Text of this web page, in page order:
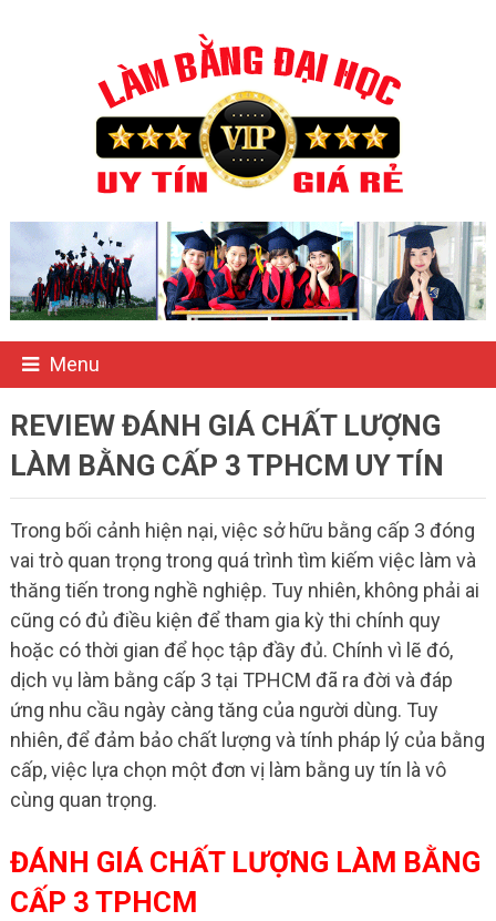
Menu
REVIEW ĐÁNH GIÁ CHẤT LƯỢNG
LÀM BẰNG CẤP 3 TPHCM UY TÍN
Trong bối cảnh hiện nại, việc sở hữu bằng cấp 3 đóng
vai trò quan trọng trong quá trình tìm kiếm việc làm và
thăng tiến trong nghề nghiệp. Tuy nhiên, không phải ai
cũng có đủ điều kiện để tham gia kỳ thi chính quy
hoặc có thời gian để học tập đầy đủ. Chính vì lẽ đó,
dịch vụ làm bằng cấp 3 tại TPHCM đã ra đời và đáp
ứng nhu cầu ngày càng tăng của người dùng. Tuy
nhiên, để đảm bảo chất lượng và tính pháp lý của bằng
cấp, việc lựa chọn một đơn vị làm bằng uy tín là vô
cùng quan trọng.
ĐÁNH GIÁ CHẤT LƯỢNG LÀM BẰNG
CẤP 3 TPHCM